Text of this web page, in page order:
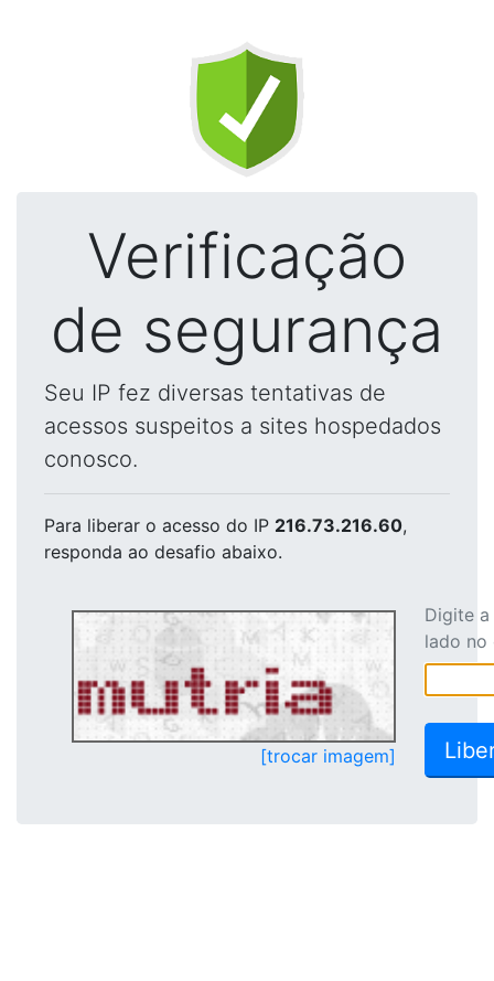
Verificação
de segurança
Seu IP fez diversas tentativas de
acessos suspeitos a sites hospedados
conosco.
Para liberar o acesso do IP 216.73.216.60,
responda ao desafio abaixo.
[trocar imagem]
Digite
lado no